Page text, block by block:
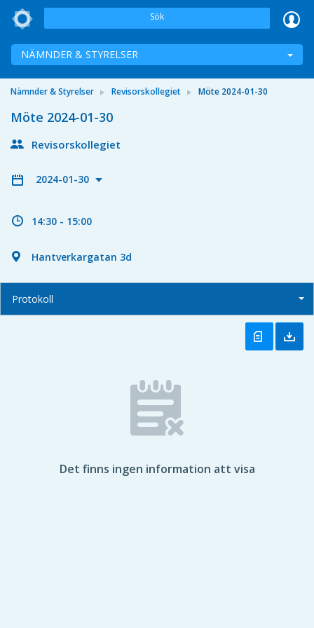
Sök
NÄMNDER & STYRELSER
Nämnder & Styrelser Revisorskollegiet Möte 2024-01-30
Möte 2024-01-30
Revisorskollegiet
2024-01-30
14:30 - 15:00
Hantverkargatan 3d
Protokoll
Det finns ingen information att visa